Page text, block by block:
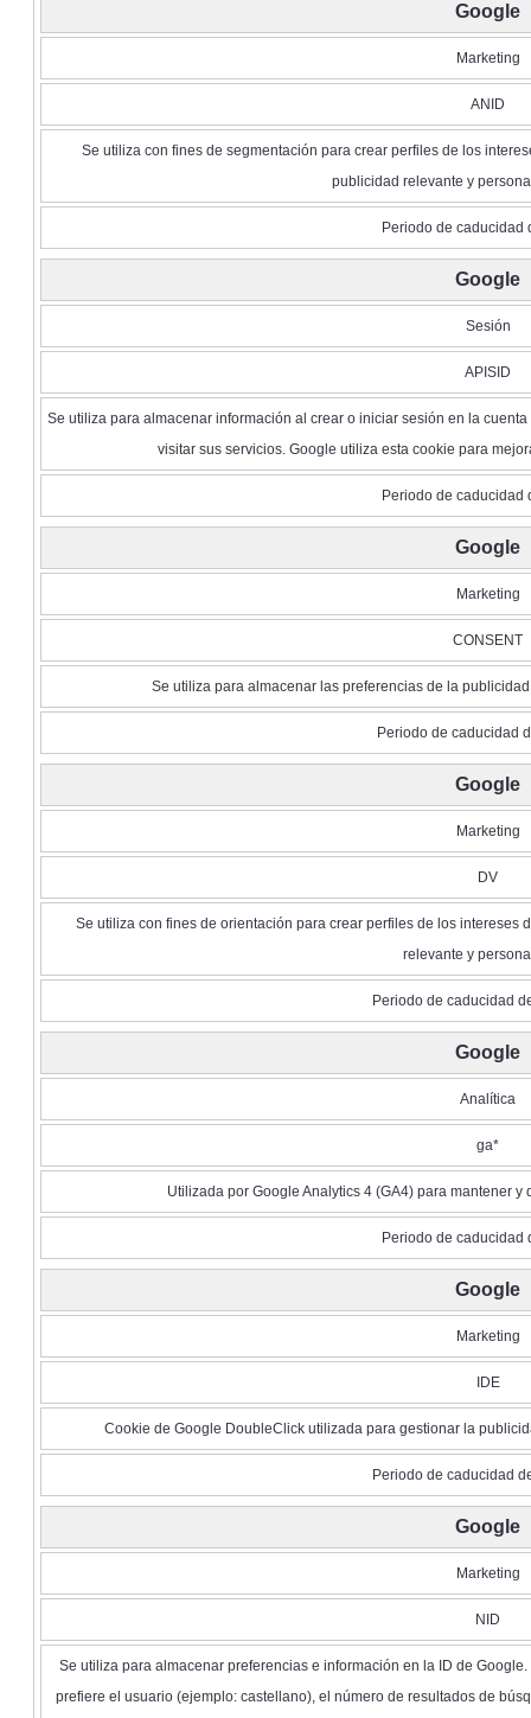
Google
Marketing
ANID
Se utiliza con fines de segmentación para crear perfiles de los
publicidad relevante y
Periodo de caducidad
Google
Sesión
APISID
Se utiliza para almacenar información al crear o iniciar sesión en la
visitar sus servicios. Google utiliza esta cookie para
Periodo de caducidad
Google
Marketing
CONSENT
Se utiliza para almacenar las preferencias de la
Periodo de caducidad
Google
Marketing
DV
Se utiliza con fines de orientación para crear perfiles de los intereses
relevante y
Periodo de caducidad
Google
Analítica
ga*
Utilizada por Google Analytics 4 (GA4) para mantener
Periodo de caducidad
Google
Marketing
IDE
Cookie de Google DoubleClick utilizada para gestionar la
Periodo de caducidad
Google
Marketing
NID
Se utiliza para almacenar preferencias e información en la ID de
prefiere el usuario (ejemplo: castellano), el número de resultados de